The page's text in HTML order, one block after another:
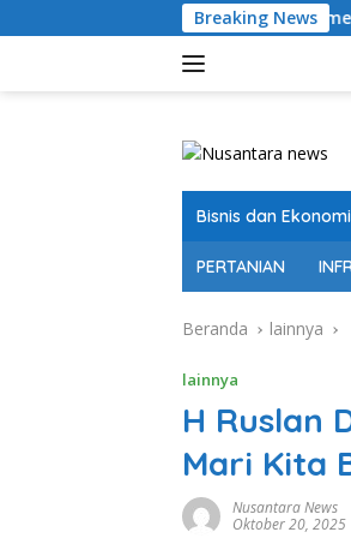
ke
Breaking News
Bolehkah mencabut cas HP
Bisnis dan Ekonomi
PERTANIAN
Beranda lainnya
lainnya
H Ruslan
Mari Kita
Nusantara News
Oktober 20, 2025